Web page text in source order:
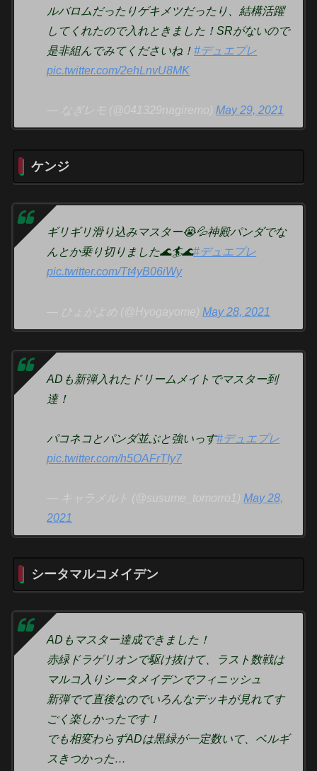
ルバロムだったりゲキメツだったり、結構活躍
してくれたので入れときました！SRがないので
是非組んでみてくださいね！#デュエプレ
pic.twitter.com/2ehLnvU8MK
— なぎレモ (@041329nagiremo)May 29, 2021
ケンジ
ギリギリ滑り込みマスター😭💦神殿パンダでな
んとか乗り切りました🌊🏄🌊#デュエプレ
pic.twitter.com/Tt4yB06iWy
— ひょがよめ (@Hyogayome)May 28, 2021
ADも新弾入れたドリームメイトでマスター到
達！
パコネコとパンダ並ぶと強いっす#デュエプレ
pic.twitter.com/h5OAFrTIy7
— キャラメルト (@susume_tomorro1)May 28,
2021
シータマルコメイデン
ADもマスター達成できました！
赤緑ドラゲリオンで駆け抜けて、ラスト数戦は
マルコ入りシータメイデンでフィニッシュ
新弾でて直後なのでいろんなデッキが見れてす
ごく楽しかったです！
でも相変わらずADは黒緑が一定数いて、ベルギ
スきつかった…